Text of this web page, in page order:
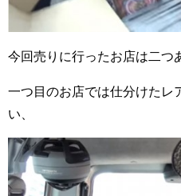
今回売りに行ったお店は二つ
一つ目のお店では仕分けたレ
い、